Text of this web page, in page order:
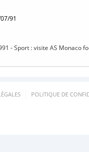
91
- Sport : visite AS Monaco
POLITIQUE DE